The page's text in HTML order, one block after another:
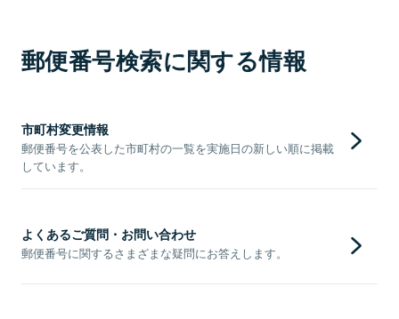
郵便番号検索に関する情報
市町村変更情報
郵便番号を公表した市町村の一覧を実施日の新しい順に掲載
しています。
よくあるご質問・お問い合わせ
郵便番号に関するさまざまな疑問にお答えします。